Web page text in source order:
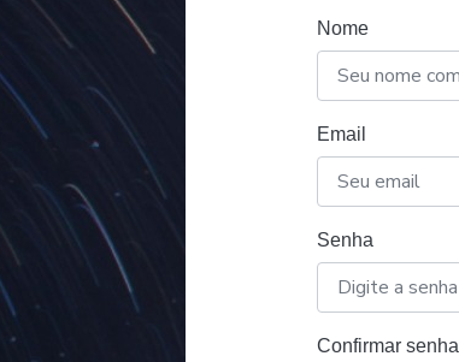
Nome
Email
Senha
Confirmar senha